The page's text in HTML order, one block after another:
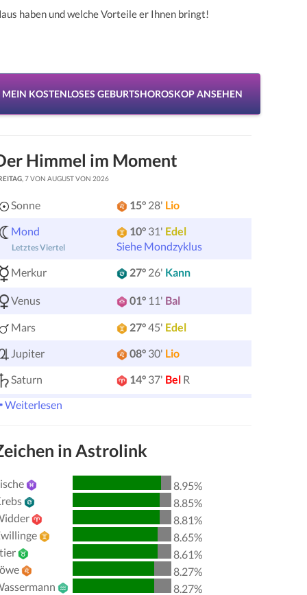
haben und welche Vorteile er Ihnen bringt!
MEIN KOSTENLOSES GEBURTSHOROSKOP ANSEHEN
Himmel im Moment
, 7 VON AUGUST VON 2026
Sonne 15°28' Lio
Mond
Letztes Viertel
10°31' Edel
Siehe Mondzyklus
Merkur
27°26' Kann
Venus 01°11' Bal
Mars 27°45' Edel
Jupiter
08°30' Lio
Saturn
14°37' BelR
Uranus
Pluto
04°00'
Chiron 00°51'TauR
Lilith Sag
Nordknoten 29°53'VerR
Aspekte
Weiterlesen
in Astrolink
8.95%
8.85%
8.81%
8.65%
8.61%
8.27%
8.27%